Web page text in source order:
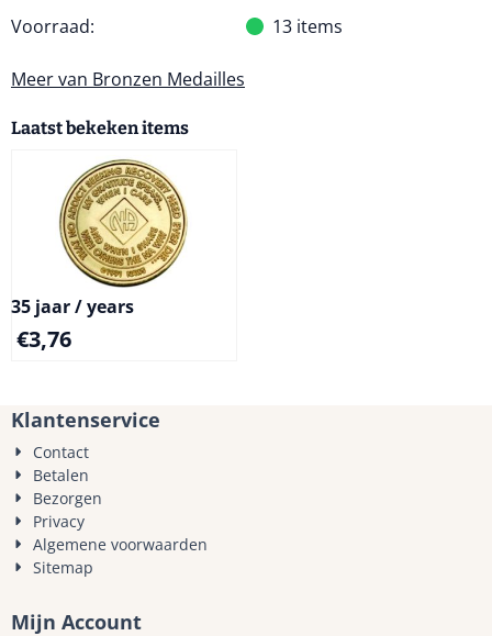
Voorraad: 13 items
Meer van Bronzen Medailles
Laatst bekeken items
35 jaar / years
€3,76
Klantenservice
Contact
Betalen
Bezorgen
Privacy
Algemene voorwaarden
Sitemap
Mijn Account